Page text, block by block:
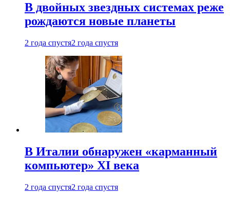
В двойных звездных системах реже
рождаются новые планеты
2 года спустя2 года спустя
В Италии обнаружен «карманный
компьютер» XI века
2 года спустя2 года спустя